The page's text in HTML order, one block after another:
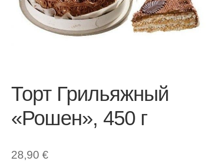
Торт Грильяжный
«Рошен», 450 г
28,90 €